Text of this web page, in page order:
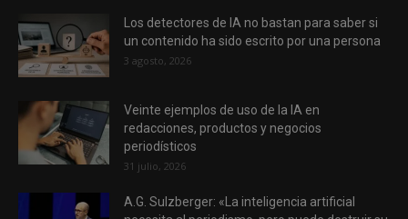
Los detectores de IA no bastan para saber si
un contenido ha sido escrito por una persona
3 agosto, 2026
Veinte ejemplos de uso de la IA en
redacciones, productos y negocios
periodísticos
31 julio, 2026
A.G. Sulzberger: «La inteligencia artificial